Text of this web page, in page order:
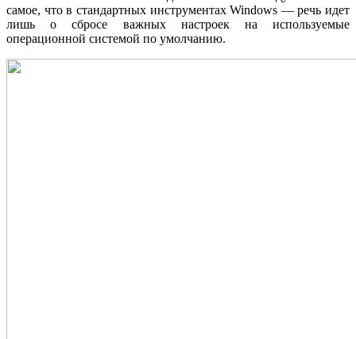
самое, что в стандартных инструментах Windows — речь идет
лишь о сбросе важных настроек на используемые
операционной системой по умолчанию.